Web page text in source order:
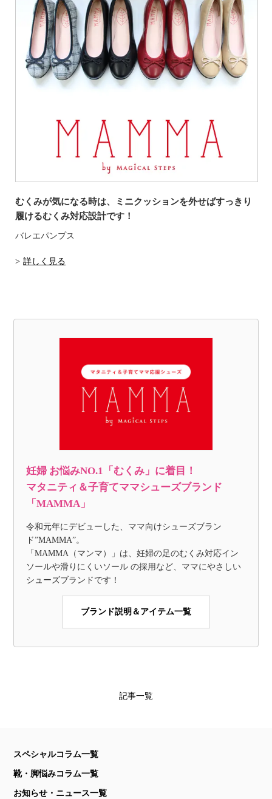
むくみが気になる時は、ミニクッションを外せばすっきり
履けるむくみ対応設計です！
バレエパンプス
詳しく見る
妊婦 お悩みNO.1「むくみ」に着目！
マタニティ＆子育てママシューズブランド
「MAMMA」
令和元年にデビューした、ママ向けシューズブラン
ド”MAMMA”。
「MAMMA（マンマ）」は、妊婦の足のむくみ対応イン
ソールや滑りにくいソール の採用など、ママにやさしい
シューズブランドです！
ブランド説明＆アイテム一覧
記事一覧
スペシャルコラム一覧
靴・脚悩みコラム一覧
お知らせ・ニュース一覧